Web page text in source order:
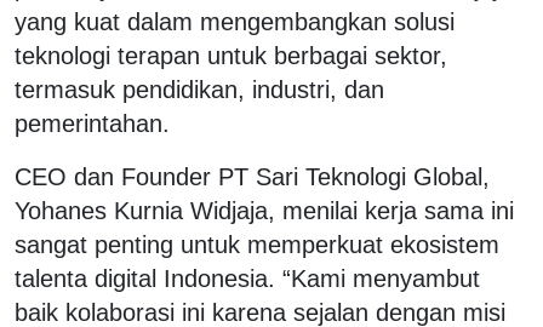
yang kuat dalam mengembangkan solusi
teknologi terapan untuk berbagai sektor,
termasuk pendidikan, industri, dan
pemerintahan.
CEO dan Founder PT Sari Teknologi Global,
Yohanes Kurnia Widjaja, menilai kerja sama ini
sangat penting untuk memperkuat ekosistem
talenta digital Indonesia. “Kami menyambut
baik kolaborasi ini karena sejalan dengan misi